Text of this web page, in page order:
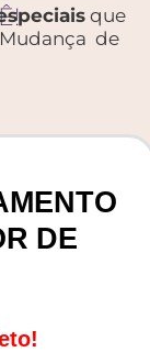
que
de
DE